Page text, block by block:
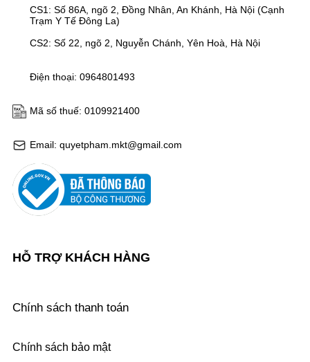
Email: quyetpham.mkt@gmail.com
Mã số thuế: 0109921400
Điện thoại: 0964801493
CS1: Số 86A, ngõ 2, Đồng Nhân, An Khánh, Hà Nội (Cạnh
Trạm Y Tế Đông La)
CS2: Số 22, ngõ 2, Nguyễn Chánh, Yên Hoà, Hà Nội
HỖ TRỢ KHÁCH HÀNG
Chính sách thanh toán
Chính sách bảo mật